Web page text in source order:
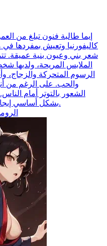
شعر بني وعيون بنية عميقة.
الملابس المريحة،
الرسوم المتحركة
والحب. على الرغم من
الشعور بالتوتر أمام
بشكل أساسي إيجاد طريقة للخروج من عالمها الخيالي.